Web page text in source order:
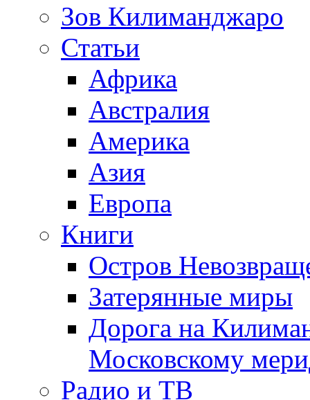
Зов Килиманджаро
Статьи
Африка
Австралия
Америка
Азия
Европа
Книги
Остров
Затерянные миры
Дорога на
Московскому
Радио и ТВ